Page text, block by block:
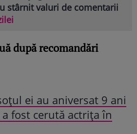
stârnit valuri de comentarii
după recomandări
ei au aniversat 9 ani
fost cerută actrița în